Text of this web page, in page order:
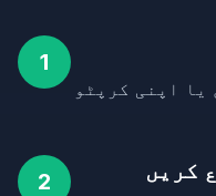
1
یا اپنی کرپٹو
2 کریں